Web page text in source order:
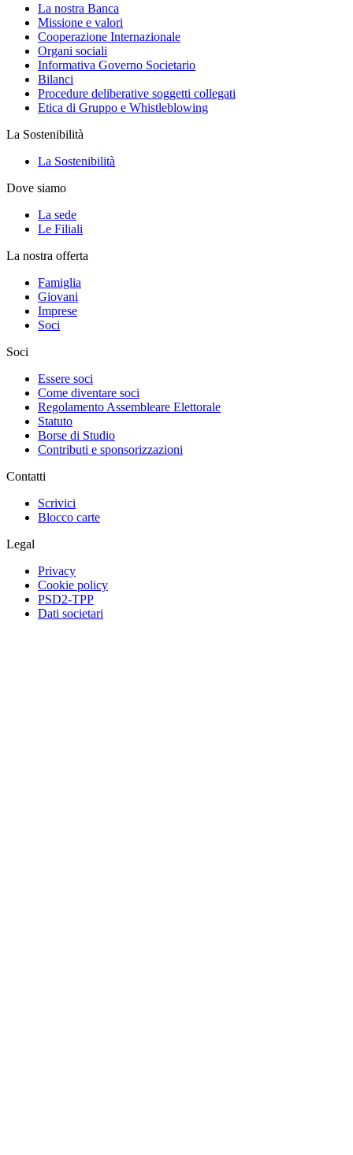
La nostra Banca
Missione e valori
Cooperazione Internazionale
Organi sociali
Informativa Governo Societario
Bilanci
Procedure deliberative soggetti collegati
Etica di Gruppo e Whistleblowing
La Sostenibilità
La Sostenibilità
Dove siamo
La sede
Le Filiali
La nostra offerta
Famiglia
Giovani
Imprese
Soci
Soci
Essere soci
Come diventare soci
Regolamento Assembleare Elettorale
Statuto
Borse di Studio
Contributi e sponsorizzazioni
Contatti
Scrivici
Blocco carte
Legal
Privacy
Cookie policy
PSD2-TPP
Dati societari